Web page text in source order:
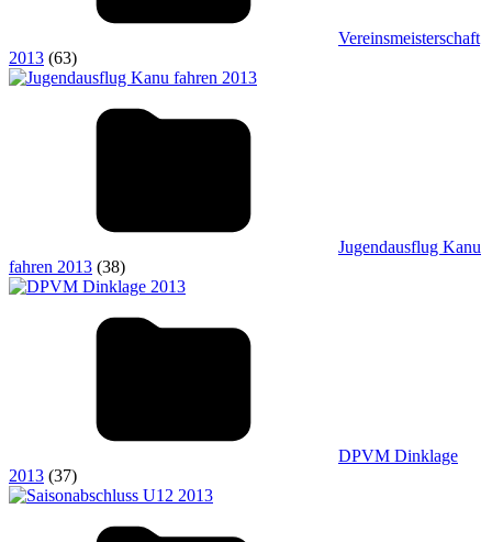
Vereinsmeisterschaft
2013 (63)
Jugendausflug Kanu
fahren 2013 (38)
DPVM Dinklage
2013 (37)